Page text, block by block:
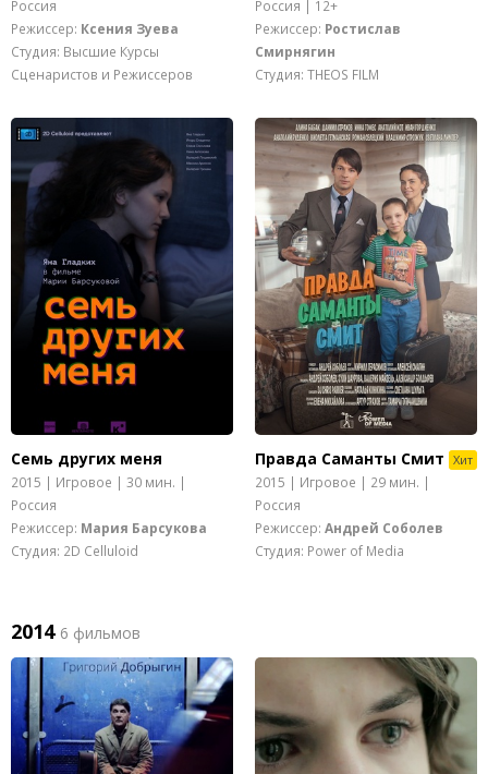
Россия
Режиссер: Ксения Зуева
Студия: Высшие Курсы
Сценаристов и Режиссеров
Россия | 12+
Режиссер: Ростислав
Смирнягин
Студия: THEOS FILM
Семь других меня
2015 | Игровое | 30 мин. |
Россия
Режиссер: Мария Барсукова
Студия: 2D Celluloid
Правда Саманты Смит Хит
2015 | Игровое | 29 мин. |
Россия
Режиссер: Андрей Соболев
Студия: Power of Media
2014 6 фильмов